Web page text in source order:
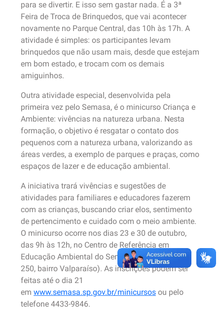
para se divertir. E isso sem gastar nada. É a 3ª
Feira de Troca de Brinquedos, que vai acontecer
novamente no Parque Central, das 10h às 17h. A
atividade é simples: os participantes levam
brinquedos que não usam mais, desde que estejam
em bom estado, e trocam com os demais
amiguinhos.
Outra atividade especial, desenvolvida pela
primeira vez pelo Semasa, é o minicurso Criança e
Ambiente: vivências na natureza urbana. Nesta
formação, o objetivo é resgatar o contato dos
pequenos com a natureza urbana, valorizando as
áreas verdes, a exemplo de parques e praças, como
espaços de lazer e de educação ambiental.
A iniciativa trará vivências e sugestões de
atividades para familiares e educadores fazerem
com as crianças, buscando criar elos, sentimento
de pertencimento e cuidado com o meio ambiente.
O minicurso ocorre nos dias 23 e 30 de outubro,
das 9h às 12h, no Centro de Referência em
Educação Ambiental do Semasa (rua Igarapava,
250, bairro Valparaíso). As inscrições podem ser
feitas até o dia 21
em www.semasa.sp.gov.br/minicursos ou pelo
telefone 4433-9846.